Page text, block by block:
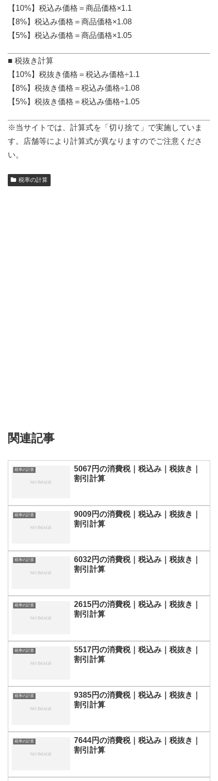
【10%】税込み価格＝商品価格×1.1
【8%】税込み価格＝商品価格×1.08
【5%】税込み価格＝商品価格×1.05
■ 税抜き計算
【10%】税抜き価格＝税込み価格÷1.1
【8%】税抜き価格＝税込み価格÷1.08
【5%】税抜き価格＝税込み価格÷1.05
※当サイトでは、計算式を「切り捨て」で実施していま
す。店舗等により計算式が異なりますのでご注意くださ
い。
税率の計算
関連記事
税率の計算
5067円の消費税｜税込み｜税抜き｜
割引計算
税率の計算
9009円の消費税｜税込み｜税抜き｜
割引計算
税率の計算
6032円の消費税｜税込み｜税抜き｜
割引計算
税率の計算
2615円の消費税｜税込み｜税抜き｜
割引計算
税率の計算
5517円の消費税｜税込み｜税抜き｜
割引計算
税率の計算
9385円の消費税｜税込み｜税抜き｜
割引計算
税率の計算
7644円の消費税｜税込み｜税抜き｜
割引計算